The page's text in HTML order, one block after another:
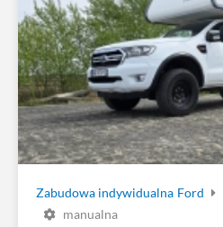
Zabudowa indywidualna Ford
manualna